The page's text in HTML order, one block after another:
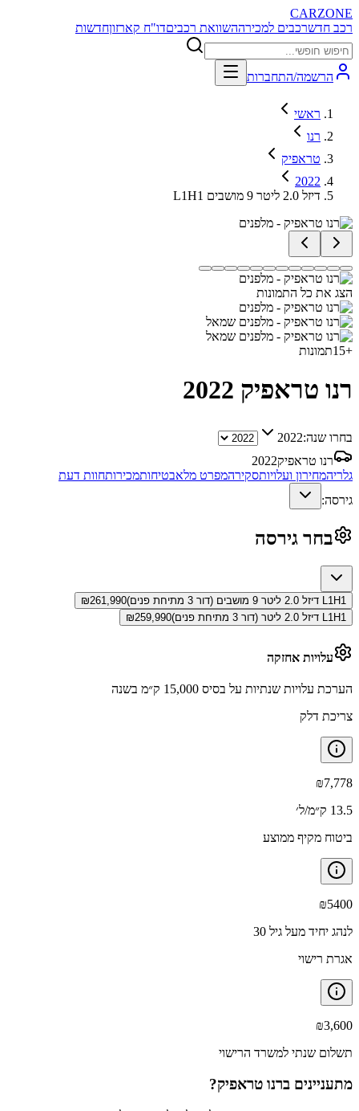
CARZONE
רכב חדשרכבים למכירההשוואת רכביםדו"ח קארזוןחדשות
הרשמה/התחברות
ראשי
רנו
טראפיק
2022
L1H1 דיזל 2.0 ליטר 9 מושבים
הצג את כל התמונות
+
15תמונות
רנו טראפיק 2022
בחרו שנה:2022
רנו טראפיק2022
גלריהמחירון ועלויותסקירהמפרט מלאבטיחותמכירותחוות דעת
גירסה:
בחר גירסה
L1H1 דיזל 2.0 ליטר 9 מושבים (דור 3 מתיחת פנים) ₪261,990
L1H1 דיזל 2.0 ליטר (דור 3 מתיחת פנים)
₪259,990
עלויות אחזקה
הערכת עלויות שנתיות על בסיס 15,000 ק״מ בשנה
צריכת דלק
₪7,778
13.5 ק״מ/ל׳
ביטוח מקיף ממוצע
₪5400
לנהג יחיד מעל גיל 30
אגרת רישוי
₪3,600
תשלום שנתי למשרד הרישוי
מתעניינים ברנו טראפיק?